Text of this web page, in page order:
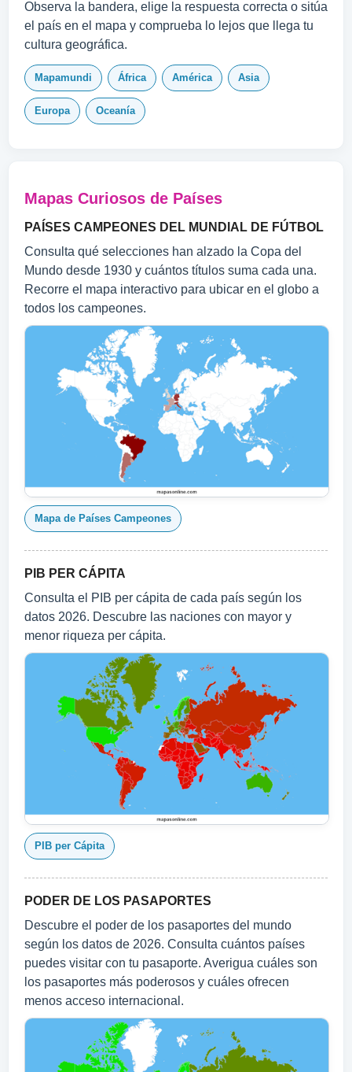
Observa la bandera, elige la respuesta correcta o sitúa
el país en el mapa y comprueba lo lejos que llega tu
cultura geográfica.
Mapamundi África América Asia
Europa Oceanía
Mapas Curiosos de Países
PAÍSES CAMPEONES DEL MUNDIAL DE FÚTBOL
Consulta qué selecciones han alzado la Copa del
Mundo desde 1930 y cuántos títulos suma cada una.
Recorre el mapa interactivo para ubicar en el globo a
todos los campeones.
Mapa de Países Campeones
PIB PER CÁPITA
Consulta el PIB per cápita de cada país según los
datos 2026. Descubre las naciones con mayor y
menor riqueza per cápita.
PIB per Cápita
PODER DE LOS PASAPORTES
Descubre el poder de los pasaportes del mundo
según los datos de 2026. Consulta cuántos países
puedes visitar con tu pasaporte. Averigua cuáles son
los pasaportes más poderosos y cuáles ofrecen
menos acceso internacional.